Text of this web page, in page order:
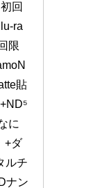
回
ra
限
貼
に
+ダ
ルチ
ナン